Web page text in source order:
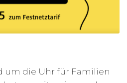
um die Uhr für Familien